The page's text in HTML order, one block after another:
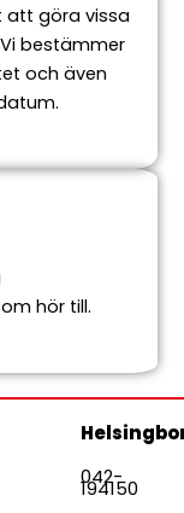
att göra vissa
bestämmer
och även
hör till.
042-
194150